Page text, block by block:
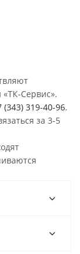
Сервис».
(343) 319-40-96.
за 3-5